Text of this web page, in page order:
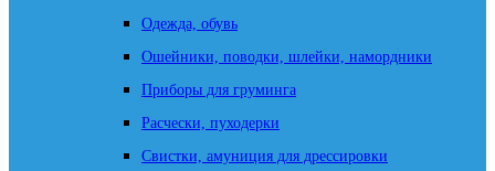
Одежда, обувь
Ошейники, поводки, шлейки, намордники
Приборы для груминга
Расчески, пуходерки
Свистки, амуниция для дрессировки